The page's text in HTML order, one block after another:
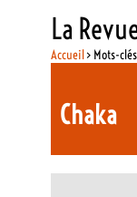
La
Accueil> Mots-
Chaka